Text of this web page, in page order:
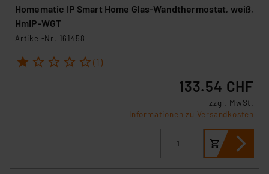
Homematic IP Smart Home Glas-Wandthermostat, weiß,
HmIP-WGT
Artikel-Nr. 161458
1 2 3 4 5 (1)
133.54 CHF
zzgl. MwSt.
Informationen zu Versandkosten